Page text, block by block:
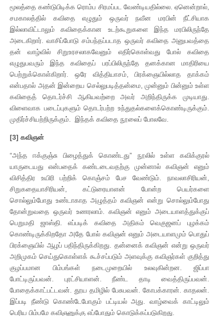
மூலத்தை கண்டுபிடிக்க ரொம்ப சிரமப்பட வேண்டியதில்லை. ஏனென்றால்,
சமகாலத்தில் கவிதை எழுதும் ஒருவர் நவீன மரபின் நீட்சியாக
இல்லாவிட்டாலும் கவிதைக்கான உடற்கூறுகளை இந்த மரபிலிருந்தே
அடைகிறார். வாசிப்போடு சம்பந்தப்படாத ஒருவர் கவிதை அனுபவத்தை
தன் வாழ்வில் சிறுஉரசலாகவேனும் எதிர்கொள்வது போல் கவிதை
எழுதுபவரும் இந்த கவிதைப் பரப்பிலிருந்தே தனக்கான மாதிரியை
பெற்றுக்கொள்கிறார். ஒரே வித்தியாசம், பிரக்ஞையில்லாத தாக்கம்
என்பதால் அதன் இன்றைய செல்லுபடித்தன்மை, முன்னும் பின்னும் உள்ள
கவிதைத் தொடர்ச்சி ஆகியவற்றை அவர் அறிந்திருக்க முடியாது.
விளைவாக படைப்புகளும் தொடர்பற்ற உந்துதல்களைக்கொண்டிருக்கும்.
முதிர்ச்சியற்றிருக்கும். இந்தக் கவிதை நூலைப் போலவே.
[3] கவிஞன்
“அந்த ஈக்குஞ்சு பிழைத்துக் கொண்டது” நூலில் உள்ள கவிக்குரல்
யாருடையது என்பதைக் கண்டடைவதற்கு முன்னால் கவிஞன் எனும்
விசித்திர உயிரி பற்றிக் கொஞ்சம் பேச வேண்டும். நாவலாசிரியன்,
சிறுகதையாசிரியன், கட்டுரையாளன் போன்ற பெயர்களை
சொல்லும்போது உண்டாகாத அழுத்தம் கவிஞன் என்று சொல்லும்போது
தோன்றுவதை ஒருவர் உணரலாம். கவிஞன் எனும் அடையாளத்துக்குப்
பெறுமதி ஜாஸ்தி. எப்படிக் கவிதை அதிகம் வெகுஜனப் புழக்கம்
கொண்டிருக்கிறதோ அதே போல் கவிஞன் எனும் அடையாளமும் பொதுப்
பிரக்ஞையில் ஆழப் பதிந்திருக்கிறது. தன்னைக் கவிஞன் என்று ஒருவர்
அறிமுகம் செய்துகொள்ளக் கூச்சப்படும் அளவுக்கு கவிஞர்கள் குறித்து
குழப்பமான பிம்பங்கள் நடைமுறையில் உலவுகின்றன. ஜிப்பா
போட்டிருப்பவன். புரட்சியாளன். நீண்ட தாடி வைத்திருப்பவன்.
போதைக்காட்பட்டவன். தூய தமிழில் பேசுபவன். கோபக்காரன். காதலன்.
இப்படி நீண்டு கொண்டேபோகும் பட்டியல் அது. வாழ்வைக் காட்டிலும்
பெரிய பிம்பமே கவிஞனுக்கு எப்போதும் கொடுக்கப்படுகிறது.